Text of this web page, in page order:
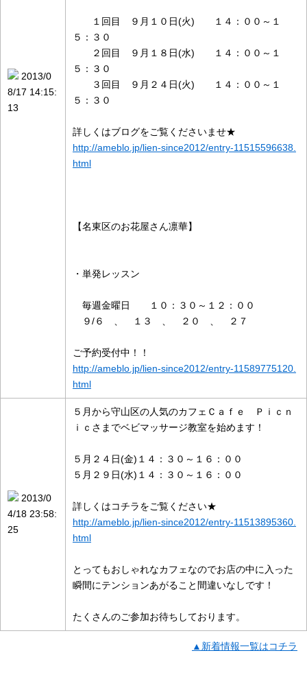
2013/0
8/17 14:15:
13
１回目 ９月１０日(火) １４：００～１
５：３０
２回目 ９月１８日(水) １４：００～１
５：３０
３回目 ９月２４日(火) １４：００～１
５：３０
詳しくはブログをご覧くださいませ★
http://ameblo.jp/lien-since2012/entry-11515596638.
html
【名東区のお花屋さん凛華】
・単発レッスン
毎週金曜日 １０：３０～１２：００
９/６ 、 １３ 、 ２０ 、 ２７
ご予約受付中！！
http://ameblo.jp/lien-since2012/entry-11589775120.
html
2013/0
4/18 23:58:
25
５月から守山区の人気のカフェＣａｆｅ Ｐｉｃｎ
ｉｃさまでベビマッサージ教室を始めます！
５月２４日(金)１４：３０～１６：００
５月２９日(水)１４：３０～１６：００
詳しくはコチラをご覧ください★
http://ameblo.jp/lien-since2012/entry-11513895360.
html
とってもおしゃれなカフェなのでお店の中に入った
瞬間にテンションあがること間違いなしです！
たくさんのご参加お待ちしております。
▲新着情報一覧はコチラ